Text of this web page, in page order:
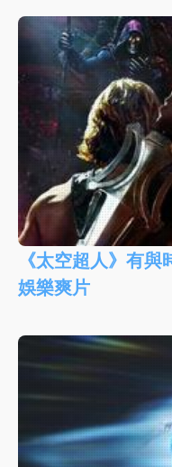
《太空超人》有
娛樂爽片